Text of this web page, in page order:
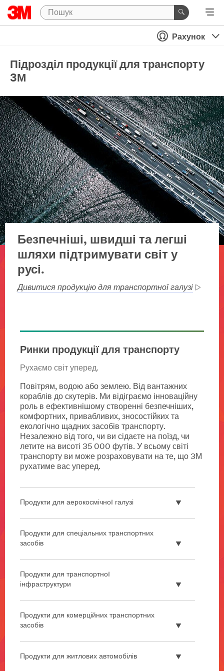
Рахунок
Підрозділ продукції для транспорту
3М
Безпечніші, швидші та легші
шляхи підтримувати світ у
русі.
Дивитися продукцію для транспортної галузі
Ринки продукції для транспорту
Рухаємо світ уперед.
Повітрям, водою або землею. Від вантажних
кораблів до скутерів. Ми відіграємо інноваційну
роль в ефективнішому створенні безпечніших,
комфортних, привабливих, зносостійких та
екологічно щадних засобів транспорту.
Незалежно від того, чи ви сідаєте на поїзд, чи
летите на висоті 35 000 футів. У всьому світі
транспорту ви може розраховувати на те, що 3М
рухатиме вас уперед.
Продукти для аерокосмічної галузі
Продукти для спеціальних транспортних
засобів
Продукти для транспортної
інфраструктури
Продукти для комерційних транспортних
засобів
Продукти для житлових автомобілів